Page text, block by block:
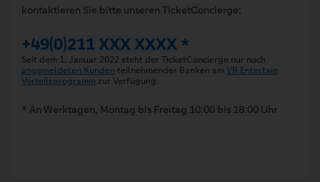
kontaktieren Sie bitte unseren TicketConcierge:
+49(0)211 XXX XXXX *
Seit dem 1. Januar 2022 steht der TicketConcierge nur noch
angemeldeten Kunden teilnehmender Banken am VR Entertain
Vorteilsprogramm zur Verfügung.
* An Werktagen, Montag bis Freitag 10:00 bis 18:00 Uhr